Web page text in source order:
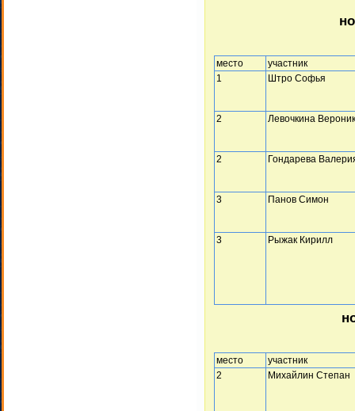
место
участник
1
Штро Софья
2 Левочкина
2 Гондарева
3 Панов Симон
3 Рыжак Кирилл
место
участник
2
Михайлин Степан